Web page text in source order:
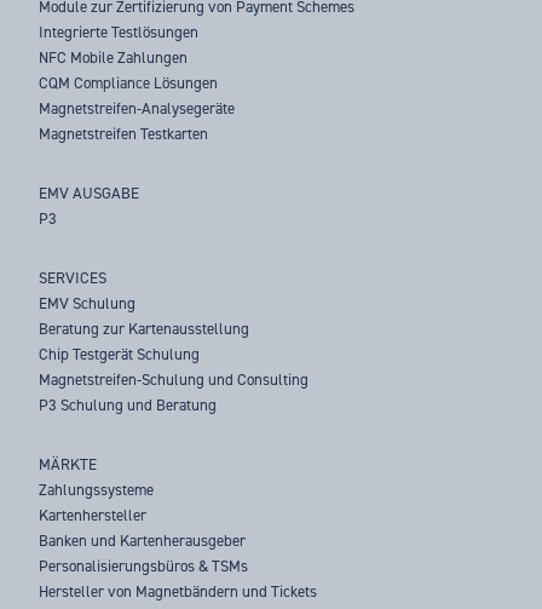
Module zur Zertifizierung von Payment Schemes
Integrierte Testlösungen
NFC Mobile Zahlungen
CQM Compliance Lösungen
Magnetstreifen-Analysegeräte
Magnetstreifen Testkarten
EMV AUSGABE
P3
SERVICES
EMV Schulung
Beratung zur Kartenausstellung
Chip Testgerät Schulung
Magnetstreifen-Schulung und Consulting
P3 Schulung und Beratung
MÄRKTE
Zahlungssysteme
Kartenhersteller
Banken und Kartenherausgeber
Personalisierungsbüros & TSMs
Hersteller von Magnetbändern und Tickets